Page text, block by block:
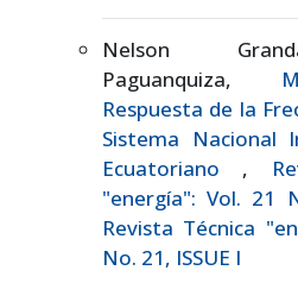
Nelson
Paguanquiza,
Respuesta de la
Sistema Nacional
Ecuatoriano ,
"energía": Vol. 21
Revista Técnica
No. 21, ISSUE I